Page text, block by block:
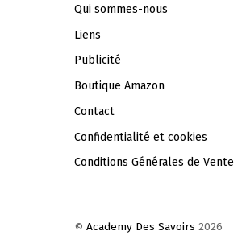
Qui sommes-nous
Liens
Publicité
Boutique Amazon
Contact
Confidentialité et cookies
Conditions Générales de Vente
© Academy Des Savoirs 2026